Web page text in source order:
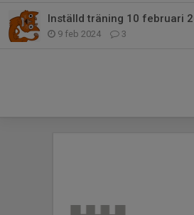
Inställd träning 10 februari
9 feb 2024 3